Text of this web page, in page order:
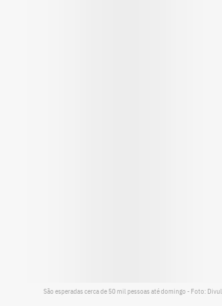
São esperadas cerca de 50 mil pessoas até domingo - Foto: